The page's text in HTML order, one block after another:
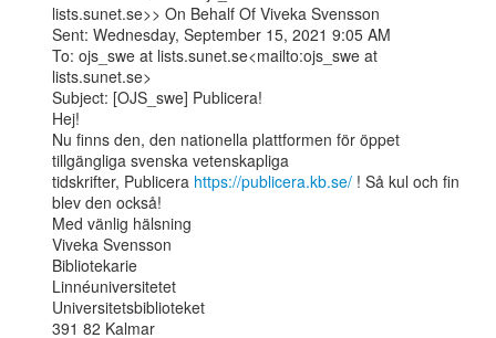
lists.sunet.se>> On Behalf Of Viveka Svensson
Sent: Wednesday, September 15, 2021 9:05 AM
To: ojs_swe at lists.sunet.se<mailto:ojs_swe at
lists.sunet.se>
Subject: [OJS_swe] Publicera!
Hej!
Nu finns den, den nationella plattformen för öppet
tillgängliga svenska vetenskapliga
tidskrifter, Publicera https://publicera.kb.se/ ! Så kul och fin
blev den också!
Med vänlig hälsning
Viveka Svensson
Bibliotekarie
Linnéuniversitetet
Universitetsbiblioteket
391 82 Kalmar